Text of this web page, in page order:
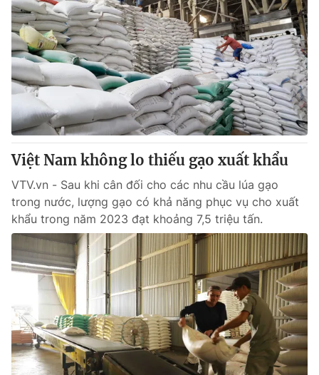
Việt Nam không lo thiếu gạo xuất khẩu
VTV.vn - Sau khi cân đối cho các nhu cầu lúa gạo
trong nước, lượng gạo có khả năng phục vụ cho xuất
khẩu trong năm 2023 đạt khoảng 7,5 triệu tấn.